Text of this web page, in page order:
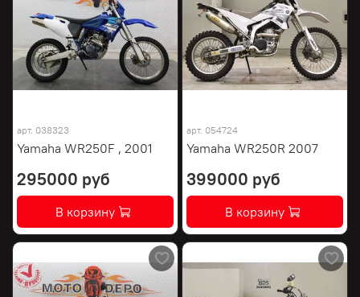
арт. 038323
Yamaha WR250F , 2001
295000 руб
В корзину
арт. 054724
Yamaha WR250R 2007
399000 руб
В корзину